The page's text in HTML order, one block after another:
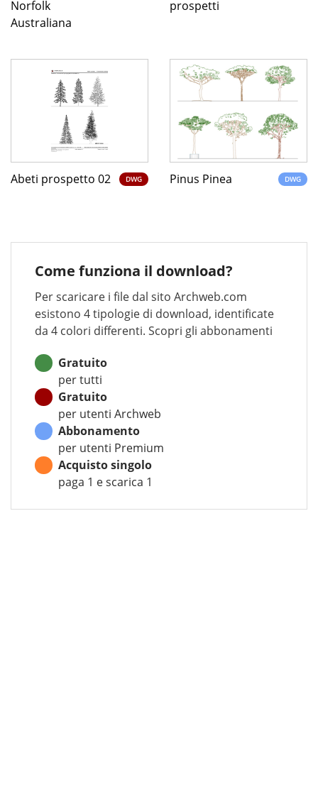
Norfolk
Australiana
prospetti
Abeti prospetto 02 DWG Pinus Pinea DWG
Come funziona il download?
Per scaricare i file dal sito Archweb.com
esistono 4 tipologie di download, identificate
da 4 colori differenti. Scopri gli abbonamenti
Gratuito
per tutti
Gratuito
per utenti Archweb
Abbonamento
per utenti Premium
Acquisto singolo
paga 1 e scarica 1